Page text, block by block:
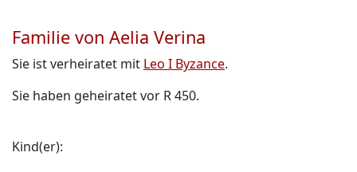
Familie von Aelia Verina
Sie ist verheiratet mit Leo I Byzance.
Sie haben geheiratet vor R 450.
Kind(er):